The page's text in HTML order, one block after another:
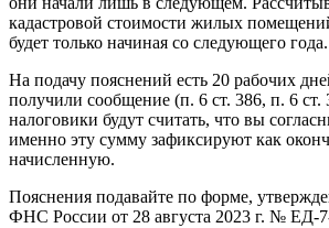
кадастровой стоимости жилых
будет только начиная со следующего года.
На подачу пояснений есть 20 рабочих
получили сообщение (п. 6 ст. 386, п. 6
налоговики будут считать, что вы
именно эту сумму зафиксируют как
начисленную.
Пояснения подавайте по форме,
ФНС России от 28 августа 2023 г. № ЕД-